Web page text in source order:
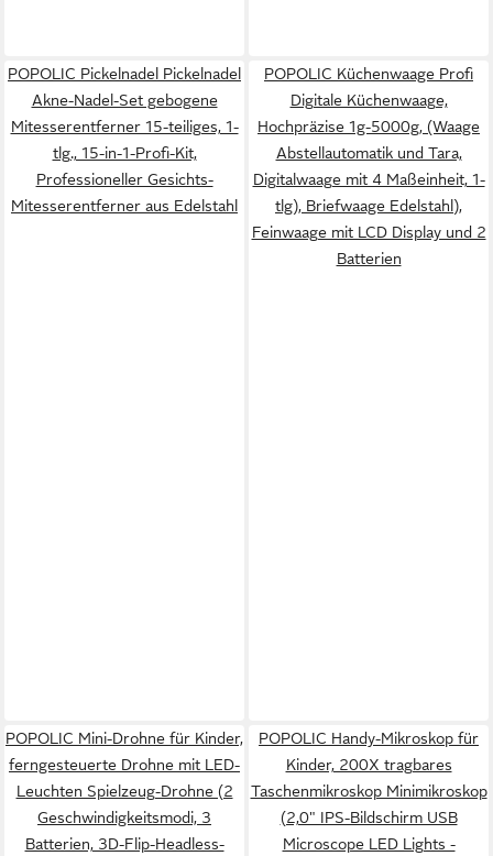
POPOLIC Pickelnadel Pickelnadel
Akne-Nadel-Set gebogene
Mitesserentferner 15-teiliges, 1-
tlg., 15-in-1-Profi-Kit,
Professioneller Gesichts-
Mitesserentferner aus Edelstahl
POPOLIC Küchenwaage Profi
Digitale Küchenwaage,
Hochpräzise 1g-5000g, (Waage
Abstellautomatik und Tara,
Digitalwaage mit 4 Maßeinheit, 1-
tlg), Briefwaage Edelstahl),
Feinwaage mit LCD Display und 2
Batterien
POPOLIC Mini-Drohne für Kinder,
ferngesteuerte Drohne mit LED-
Leuchten Spielzeug-Drohne (2
Geschwindigkeitsmodi, 3
Batterien, 3D-Flip-Headless-
POPOLIC Handy-Mikroskop für
Kinder, 200X tragbares
Taschenmikroskop Minimikroskop
(2,0" IPS-Bildschirm USB
Microscope LED Lights -